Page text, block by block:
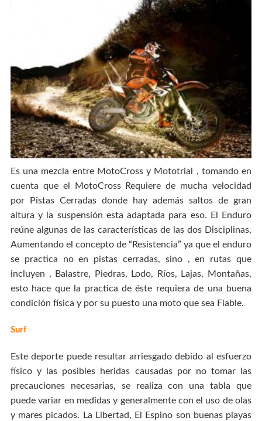
Es una mezcla entre MotoCross y Mototrial , tomando en
cuenta que el MotoCross Requiere de mucha velocidad
por Pistas Cerradas donde hay además saltos de gran
altura y la suspensión esta adaptada para eso. El Enduro
reúne algunas de las características de las dos Disciplinas,
Aumentando el concepto de “Resistencia” ya que el enduro
se practica no en pistas cerradas, sino , en rutas que
incluyen , Balastre, Piedras, Lodo, Ríos, Lajas, Montañas,
esto hace que la practica de éste requiera de una buena
condición física y por su puesto una moto que sea Fiable.
Surf
Este deporte puede resultar arriesgado debido al esfuerzo
físico y las posibles heridas causadas por no tomar las
precauciones necesarias, se realiza con una tabla que
puede variar en medidas y generalmente con el uso de olas
y mares picados. La Libertad, El Espino son buenas playas